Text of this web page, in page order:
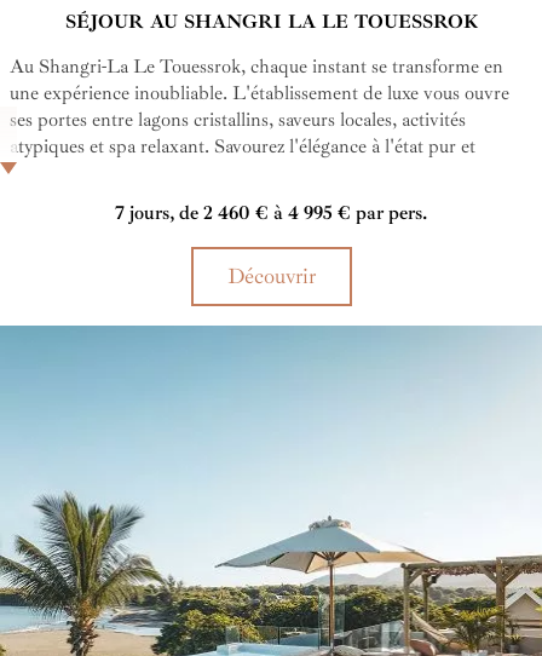
SÉJOUR AU SHANGRI LA LE TOUESSROK
Au Shangri-La Le Touessrok, chaque instant se transforme en
une expérience inoubliable. L'établissement de luxe vous ouvre
ses portes entre lagons cristallins, saveurs locales, activités
atypiques et spa relaxant. Savourez l'élégance à l'état pur et
laissez-vous séduire par l'hospitalité mauricienne et le service haut
de gamme de l'hôtel. Une parenthèse enchanteresse où calme et
émerveillement vous attendent.
7 jours, de 2 460 € à 4 995 € par pers.
Découvrir